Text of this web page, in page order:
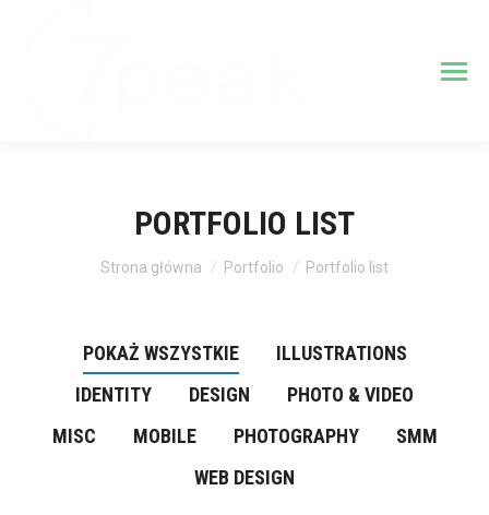
PORTFOLIO LIST
Jesteś tutaj:
Strona główna Portfolio Portfolio list
POKAŻ WSZYSTKIE
ILLUSTRATIONS
IDENTITY
DESIGN
PHOTO & VIDEO
MISC
MOBILE PHOTOGRAPHY
SMM
WEB DESIGN